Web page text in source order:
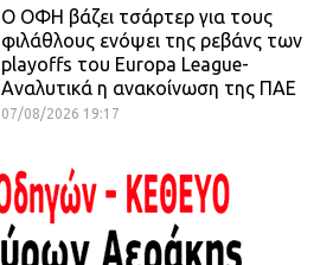
Ο ΟΦΗ βάζει τσάρτερ για τους
φιλάθλους ενόψει της ρεβάνς των
playoffs του Europa League-
Αναλυτικά η ανακοίνωση της ΠΑΕ
07/08/2026 19:17